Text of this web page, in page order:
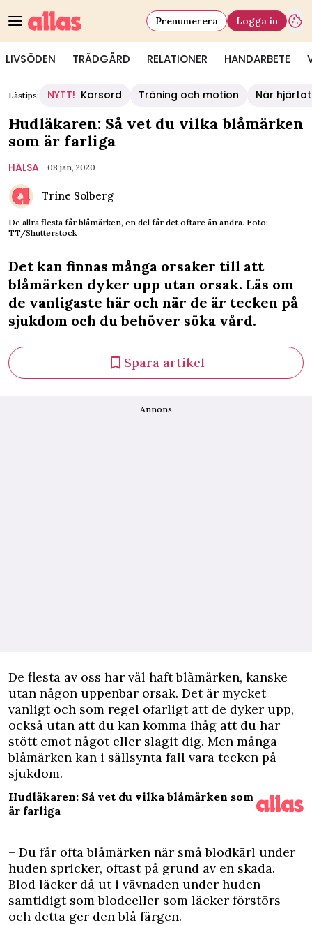
LIVSÖDEN TRÄDGÅRD RELATIONER HANDARBETE
Prenumerera Logga in
Lästips: NYTT! Korsord Träning och motion När
Hudläkaren: Så vet du vilka blåmärken
som är farliga
HÄLSA 08 jan, 2020
Trine Solberg
De allra flesta får blåmärken, en del får det oftare än andra. Foto:
TT/Shutterstock
Det kan finnas många orsaker till att
blåmärken dyker upp utan orsak. Läs om
de vanligaste här och när de är tecken på
sjukdom och du behöver söka vård.
Spara artikel
Annons
De flesta av oss har väl haft blåmärken, kanske
utan någon uppenbar orsak. Det är mycket
vanligt och som regel ofarligt att de dyker upp,
också utan att du kan komma ihåg att du har
stött emot något eller slagit dig. Men många
blåmärken kan i sällsynta fall vara tecken på
sjukdom.
Hudläkaren: Så vet du vilka blåmärken som
är farliga
– Du får ofta blåmärken när små blodkärl under
huden spricker, oftast på grund av en skada.
Blod läcker då ut i vävnaden under huden
samtidigt som blodceller som läcker förstörs
och detta ger den blå färgen.